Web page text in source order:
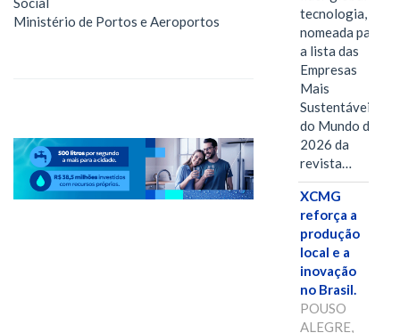
Ministério de Portos e Aeroportos
tecnologia, foi
nomeada para
a lista das
Empresas
Mais
Sustentáveis
do Mundo de
2026 da
revista…
XCMG
reforça a
produção
local e a
inovação
no Brasil.
POUSO
ALEGRE,